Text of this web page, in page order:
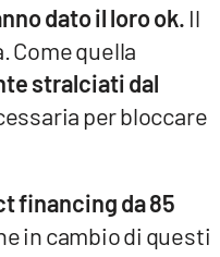
dato il loro ok. Il
Come quella
stralciati dal
per bloccare
financing da 85
in cambio di questi